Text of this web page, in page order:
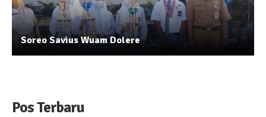
Soreo Savius Wuam Dolere
Pos Terbaru